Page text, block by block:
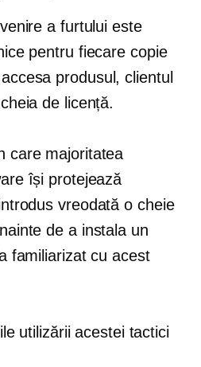
a furtului este
pentru fiecare copie
produsul, clientul
de licență.
care majoritatea
își protejează
vreodată o cheie
de a instala un
familiarizat cu acest
utilizării acestei tactici